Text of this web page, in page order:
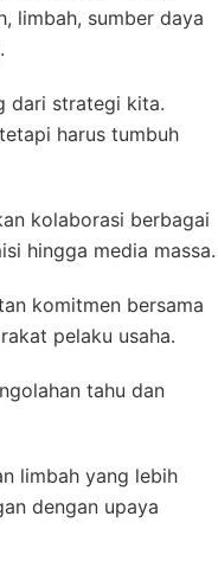
limbah, sumber daya
dari strategi kita.
harus tumbuh
kolaborasi berbagai
hingga media massa.
komitmen bersama
pelaku usaha.
tahu dan
limbah yang lebih
dengan upaya